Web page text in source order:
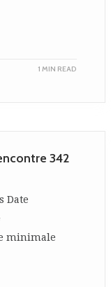
1 MIN READ
342
Date
minimale